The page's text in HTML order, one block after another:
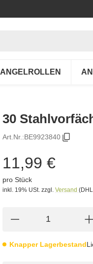
ANGELROLLEN
30
Art.Nr.:BE9923840
11,99 €
pro Stück
inkl. 19% USt. zzgl. Versand
Knapper Lagerbestand